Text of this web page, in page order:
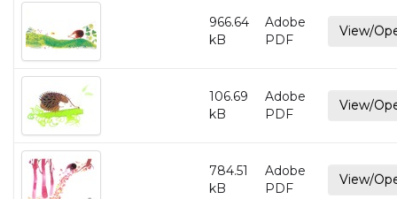
966.64
kB
Adobe
PDF
View/
106.69
kB
Adobe
PDF
View/
784.51
kB
Adobe
PDF
View/